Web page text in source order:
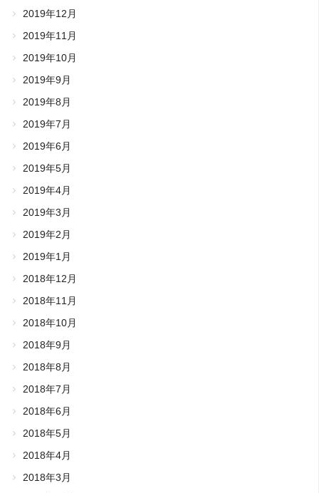
2019年12月
2019年11月
2019年10月
2019年9月
2019年8月
2019年7月
2019年6月
2019年5月
2019年4月
2019年3月
2019年2月
2019年1月
2018年12月
2018年11月
2018年10月
2018年9月
2018年8月
2018年7月
2018年6月
2018年5月
2018年4月
2018年3月